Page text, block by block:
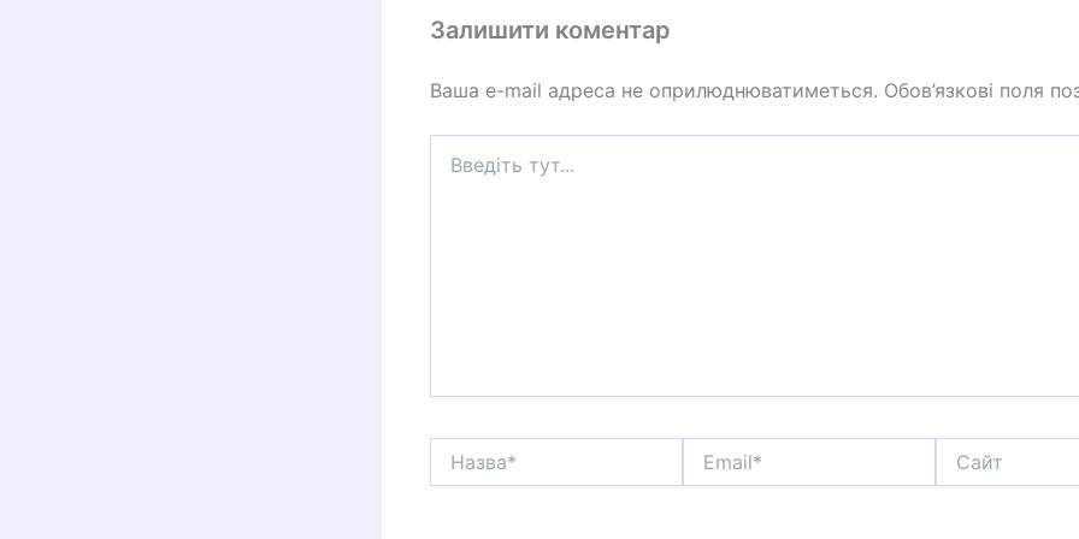
Залишити коментар
Ваша e-mail адреса не оприлюднюватиметься. Обов’язкові поля
тут...